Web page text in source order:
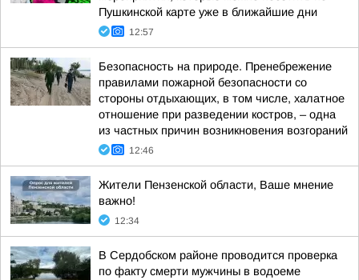
Пушкинской карте уже в ближайшие дни
12:57
Безопасность на природе. Пренебрежение
правилами пожарной безопасности со
стороны отдыхающих, в том числе, халатное
отношение при разведении костров, – одна
из частных причин возникновения возгораний
12:46
Жители Пензенской области, Ваше мнение
важно!
12:34
В Сердобском районе проводится проверка
по факту смерти мужчины в водоеме